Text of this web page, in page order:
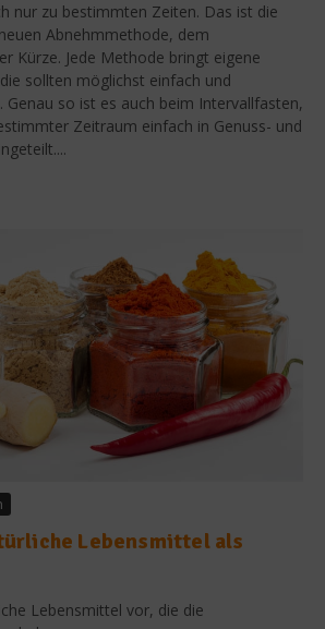
nur zu bestimmten Zeiten. Das ist die
Abnehmmethode, dem
Kürze. Jede Methode bringt eigene
sollten möglichst einfach und
Genau so ist es auch beim Intervallfasten,
Zeitraum einfach in Genuss- und
Lebensmittel als
Lebensmittel vor, die die